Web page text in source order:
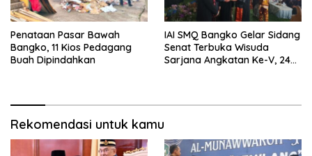
Penataan Pasar Bawah
Bangko, 11 Kios Pedagang
Buah Dipindahkan
IAI SMQ Bangko Gelar Sidang
Senat Terbuka Wisuda
Sarjana Angkatan Ke-V, 243
Rekomendasi untuk kamu